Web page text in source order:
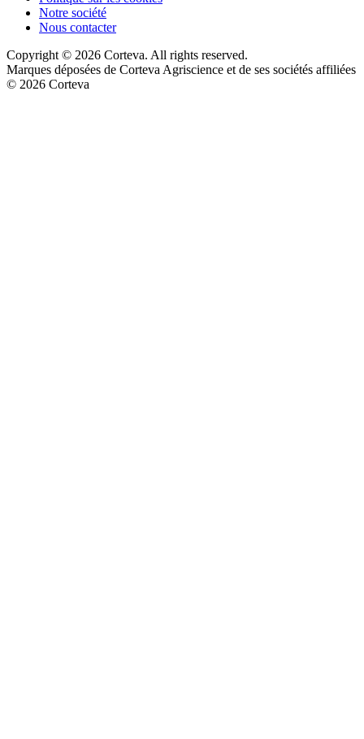
Notre société
Nous contacter
Copyright © 2026 Corteva. All rights reserved.
Marques déposées de Corteva Agriscience et de ses sociétés affiliées
© 2026 Corteva